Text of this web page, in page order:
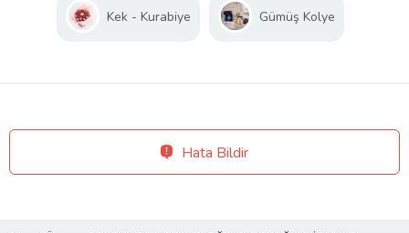
Kek - Kurabiye Gümüş Kolye
Hata Bildir